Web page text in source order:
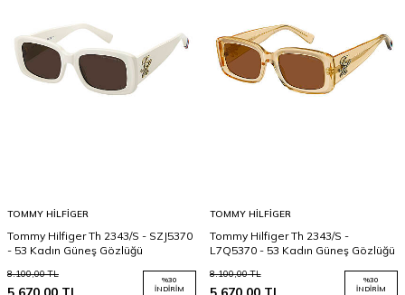
TOMMY HILFIGER
Tommy Hilfiger Th 2343/S - SZJ5370
- 53 Kadın Güneş Gözlüğü
8.100,00TL %30
İNDIRIM
TOMMY HILFIGER
Tommy Hilfiger Th 2343/S -
L7Q5370 - 53 Kadın Güneş Gözlüğü
8.100,00TL %30
İNDIRIM